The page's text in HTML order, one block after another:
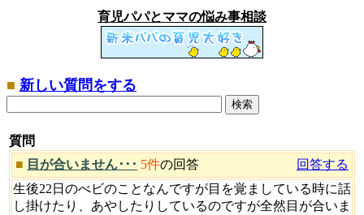
育児パパとママの悩み事相談
■ 新しい質問をする
質問
■ 目が合いません･･･ 5件の回答
回答する
生後22日のべビのことなんですが目を覚ましている時に話
し掛けたり、あやしたりしているのですが全然目が合いま